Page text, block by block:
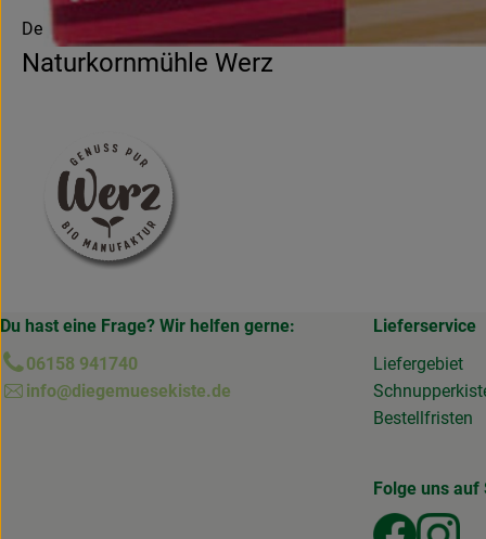
Deutschland
Naturkornmühle Werz
Du hast eine Frage? Wir helfen gerne:
06158 941740
info@diegemuesekiste.de
Lieferservice
Liefergebiet
Bestellfristen
Folge uns auf
Externer